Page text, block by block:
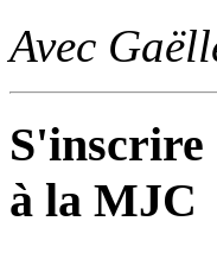
Avec
S'inscrire
à la MJC